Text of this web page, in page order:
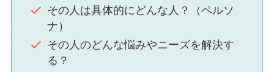
その人は具体的にどんな人？（ペルソ
ナ）
その人のどんな悩みやニーズを解決す
る？